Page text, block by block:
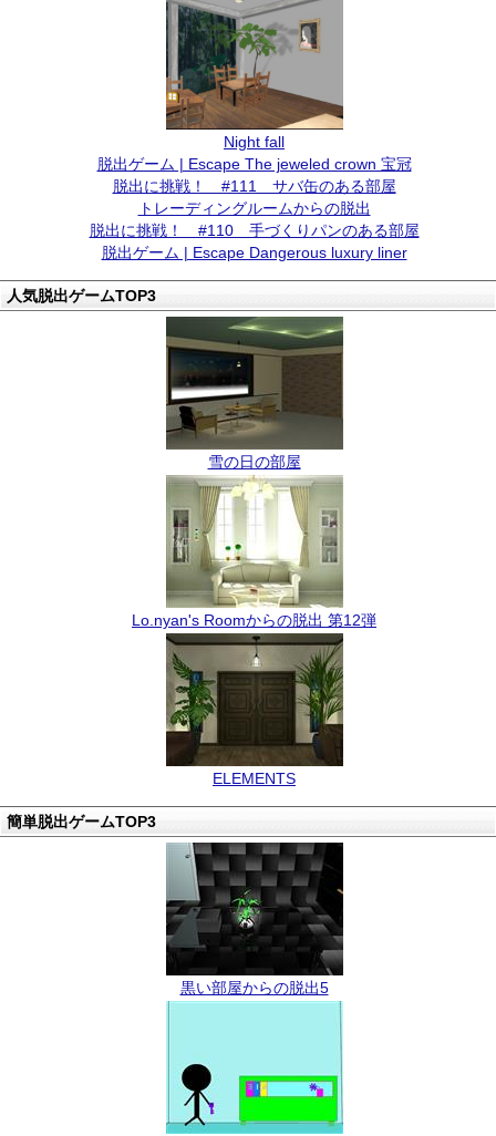
Night fall
脱出ゲーム | Escape The jeweled crown 宝冠
脱出に挑戦！ #111 サバ缶のある部屋
トレーディングルームからの脱出
脱出に挑戦！ #110 手づくりパンのある部屋
脱出ゲーム | Escape Dangerous luxury liner
人気脱出ゲームTOP3
雪の日の部屋
Lo.nyan's Roomからの脱出 第12弾
ELEMENTS
簡単脱出ゲームTOP3
黒い部屋からの脱出5